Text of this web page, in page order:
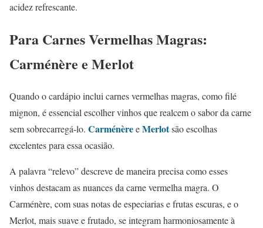
acidez refrescante.
Para Carnes Vermelhas Magras:
Carménère e Merlot
Quando o cardápio inclui carnes vermelhas magras, como filé
mignon, é essencial escolher vinhos que realcem o sabor da carne
sem sobrecarregá-lo. CarménèreeMerlotsão escolhas
excelentes para essa ocasião.
A palavra “relevo” descreve de maneira precisa como esses
vinhos destacam as nuances da carne vermelha magra. O
Carménère, com suas notas de especiarias e frutas escuras, e o
Merlot, mais suave e frutado, se integram harmoniosamente à